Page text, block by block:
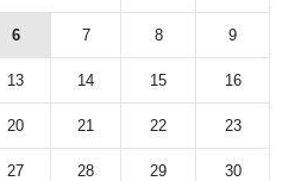
6 7 8 9
13 14 15 16
20 21 22 23
27 28 29 30